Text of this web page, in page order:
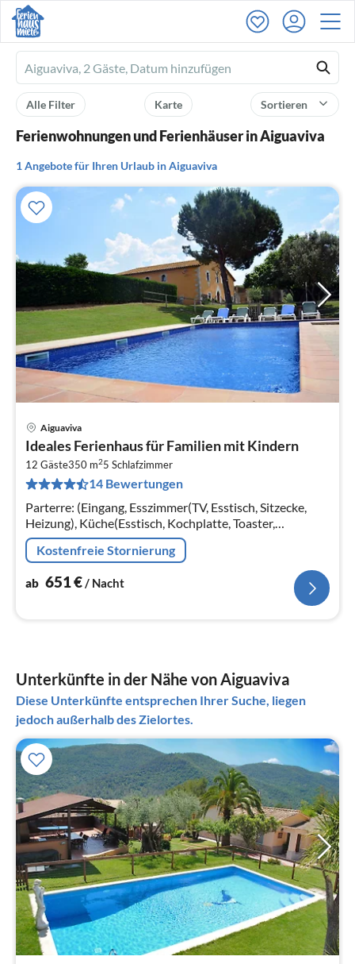
Ferienhausmiete
logo
Sortieren
Karte
Alle Filter
Ferienwohnungen und Ferienhäuser in Aiguaviva
1 Angebote für Ihren Urlaub in Aiguaviva
Aiguaviva
Ideales Ferienhaus für Familien mit Kindern
12 Gäste350 m25 Schlafzimmer
14 Bewertungen
Parterre: (Eingang, Esszimmer(TV, Esstisch, Sitzecke,
Heizung), Küche(Esstisch, Kochplatte, Toaster,
Espressomaschine, Backofen, Mikrowelle,
Spülmaschine, Kühlschrank, Tiefkühlschr...
Kostenfreie Stornierung
ab 651€/ Nacht
Unterkünfte in der Nähe von Aiguaviva
Diese Unterkünfte entsprechen Ihrer Suche, liegen
jedoch außerhalb des Zielortes.